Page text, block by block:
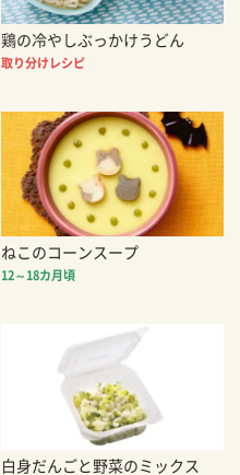
鶏の冷やしぶっかけうどん
取り分けレシピ
ねこのコーンスープ
12～18カ月頃
白身だんごと野菜のミックス